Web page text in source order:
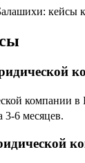
компании в
3-6 месяцев.